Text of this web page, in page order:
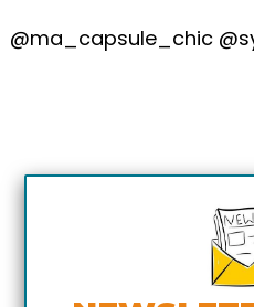
@ma_capsule_chic